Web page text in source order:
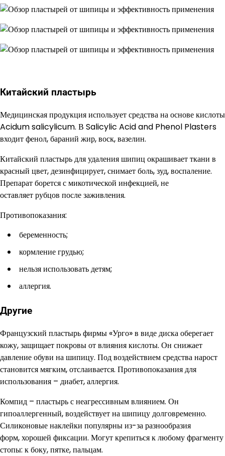
Китайский пластырь
Медицинская продукция использует средства на основе кислоты
Acidum salicylicum. В Salicylic Acid and Phenol Plasters
входит фенол, бараний жир, воск, вазелин.
Китайский пластырь для удаления шипиц окрашивает ткани в
красный цвет, дезинфицирует, снимает боль, зуд, воспаление.
Препарат борется с микотической инфекцией, не
оставляет рубцов после заживления.
Противопоказания:
беременность;
кормление грудью;
нельзя использовать детям;
аллергия.
Другие
Французский пластырь фирмы «Урго» в виде диска оберегает
кожу, защищает покровы от влияния кислоты. Он снижает
давление обуви на шипицу. Под воздействием средства нарост
становится мягким, отслаивается. Противопоказания для
использования – диабет, аллергия.
Компид – пластырь с неагрессивным влиянием. Он
гипоаллергенный, воздействует на шипицу долговременно.
Силиконовые наклейки популярны из-за разнообразия
форм, хорошей фиксации. Могут крепиться к любому фрагменту
стопы: к боку, пятке, пальцам.